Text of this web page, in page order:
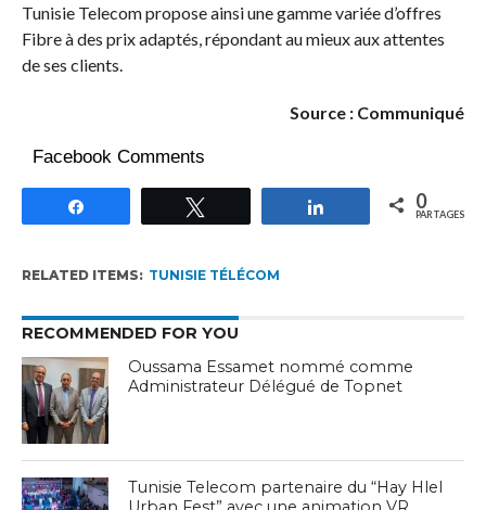
Tunisie Telecom propose ainsi une gamme variée d’offres
Fibre à des prix adaptés, répondant au mieux aux attentes
de ses clients.
Source : Communiqué
Facebook Comments
Partagez 0
PARTAGES
RELATED ITEMS: TUNISIE TÉLÉCOM
RECOMMENDED FOR YOU
Oussama Essamet nommé comme
Administrateur Délégué de Topnet
Tunisie Telecom partenaire du “Hay Hlel